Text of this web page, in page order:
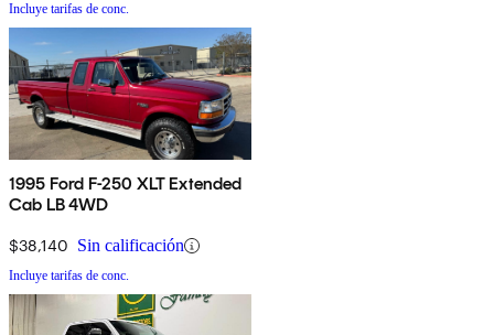
Incluye tarifas de conc.
1995 Ford F-250 XLT Extended
Cab LB 4WD
$38,140 Sin calificación
Incluye tarifas de conc.